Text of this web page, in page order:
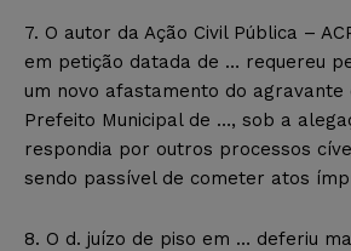
7. O autor da Ação Civil Pública –
em petição datada de … requereu
um novo afastamento do agravante
Prefeito Municipal de …, sob a
respondia por outros processos
sendo passível de cometer atos
8. O d. juízo de piso em … deferiu